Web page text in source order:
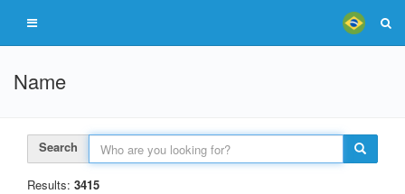
Name
Search
Results: 3415